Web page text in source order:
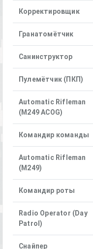
Корректировщик
Гранатомётчик
Санинструктор
Пулемётчик (ПКП)
Automatic Rifleman
(M249 ACOG)
Командир команды
Automatic Rifleman
(M249)
Командир роты
Radio Operator (Day
Patrol)
Снайпер